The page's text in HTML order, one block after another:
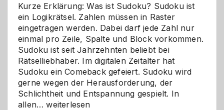
Kurze Erklärung: Was ist Sudoku? Sudoku ist
ein Logikrätsel. Zahlen müssen in Raster
eingetragen werden. Dabei darf jede Zahl nur
einmal pro Zeile, Spalte und Block vorkommen.
Sudoku ist seit Jahrzehnten beliebt bei
Rätselliebhaber. Im digitalen Zeitalter hat
Sudoku ein Comeback gefeiert. Sudoku wird
gerne wegen der Herausforderung, der
Schlichtheit und Entspannung gespielt. In
allen…Sudoku
weiterlesen